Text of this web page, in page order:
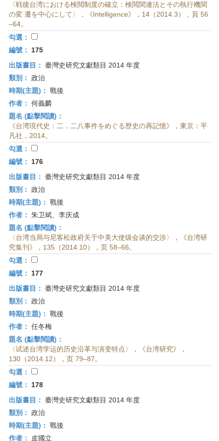
〈戦後台湾における検閲制度の確立：検閲関連法とその執行機関
の変 遷を中心にして〉，《Intelligence》，14（2014.3），頁 56
–64。
勾選：
編號：
175
出版書目： 臺灣史研究文獻類目 2014 年度
類別： 政治
時期(主題)： 戰後
作者： 何義麟
題名 (點擊閱讀)：
《台湾現代史：二．二八事件をめぐる歴史の再記憶》，東京：平
凡社，2014。
勾選：
編號：
176
出版書目： 臺灣史研究文獻類目 2014 年度
類別： 政治
時期(主題)： 戰後
作者： 朱卫斌、李庆成
題名 (點擊閱讀)：
〈台湾当局与尼客松政府关于中美大使级会谈的交涉〉，《台湾研
究集刊》，135（2014.10），页 58–66。
勾選：
編號：
177
出版書目： 臺灣史研究文獻類目 2014 年度
類別： 政治
時期(主題)： 戰後
作者： 任冬梅
題名 (點擊閱讀)：
〈试述台湾学运的历史沿革与演变特点〉，《台湾研究》，
130（2014.12），页 79–87。
勾選：
編號：
178
出版書目： 臺灣史研究文獻類目 2014 年度
類別： 政治
時期(主題)： 戰後
作者：
皮國立